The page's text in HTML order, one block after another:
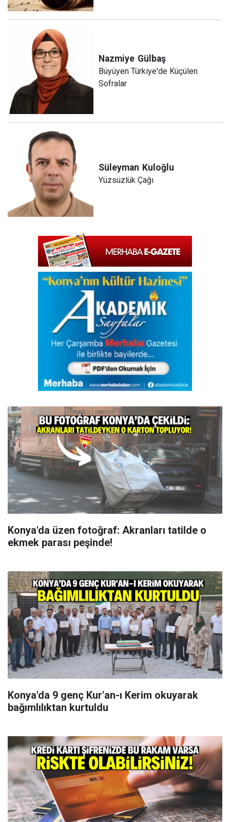
Nazmiye Gülbaş
Büyüyen Türkiye'de Küçülen
Sofralar
Süleyman Kuloğlu
Yüzsüzlük Çağı
Konya'da üzen fotoğraf: Akranları tatilde o
ekmek parası peşinde!
Konya'da 9 genç Kur'an-ı Kerim okuyarak
bağımlılıktan kurtuldu